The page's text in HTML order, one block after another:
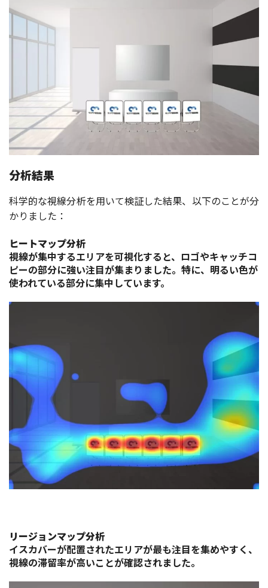
分析結果
科学的な視線分析を用いて検証した結果、以下のことが分
かりました：
ヒートマップ分析
視線が集中するエリアを可視化すると、ロゴやキャッチコ
ピーの部分に強い注目が集まりました。特に、明るい色が
使われている部分に集中しています。
リージョンマップ分析
イスカバーが配置されたエリアが最も注目を集めやすく、
視線の滞留率が高いことが確認されました。